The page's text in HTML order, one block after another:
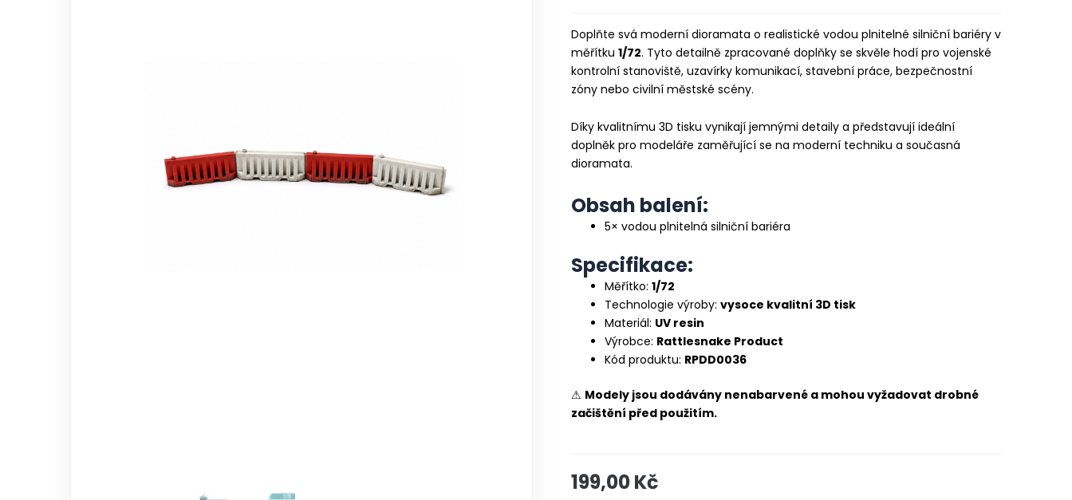
Doplňte svá moderní dioramata o realistické vodou plnitelné silniční bariéry v
měřítku1/72. Tyto detailně zpracované doplňky se skvěle hodí pro vojenské
kontrolní stanoviště, uzavírky komunikací, stavební práce, bezpečnostní
zóny nebo civilní městské scény.
Díky kvalitnímu 3D tisku vynikají jemnými detaily a představují ideální
doplněk pro modeláře zaměřující se na moderní techniku a současná
dioramata.
Obsah balení:
5× vodou plnitelná silniční bariéra
Specifikace:
Měřítko:1/72
Technologie výroby:vysoce kvalitní 3D tisk
Materiál: UV resin
Výrobce: Rattlesnake Product
Kód produktu: RPDD0036
⚠ Modely jsou dodávány nenabarvené a mohou vyžadovat drobné
začištění před použitím.
199,00Kč